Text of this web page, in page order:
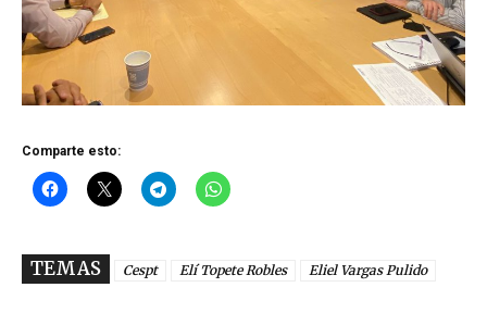
Comparte esto:
TEMAS Cespt Elí Topete Robles Eliel Vargas Pulido